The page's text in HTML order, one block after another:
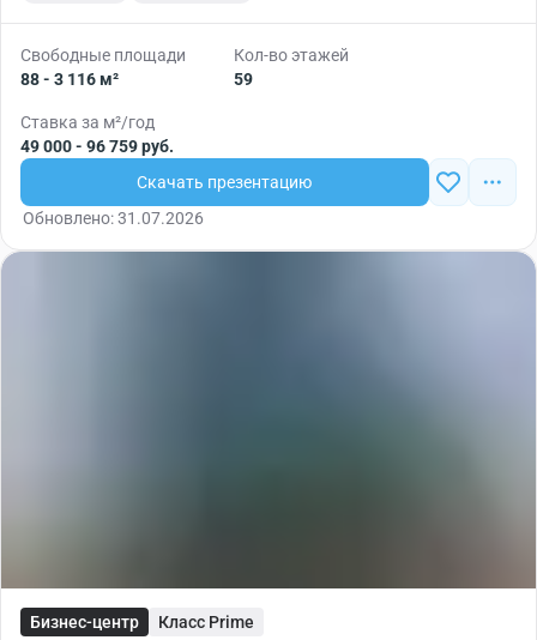
Свободные площади
88 - 3 116 м²
Кол-во этажей
59
Ставка за м²/год
49 000 - 96 759 руб.
Скачать презентацию
Обновлено: 31.07.2026
Бизнес-центр Класс Prime